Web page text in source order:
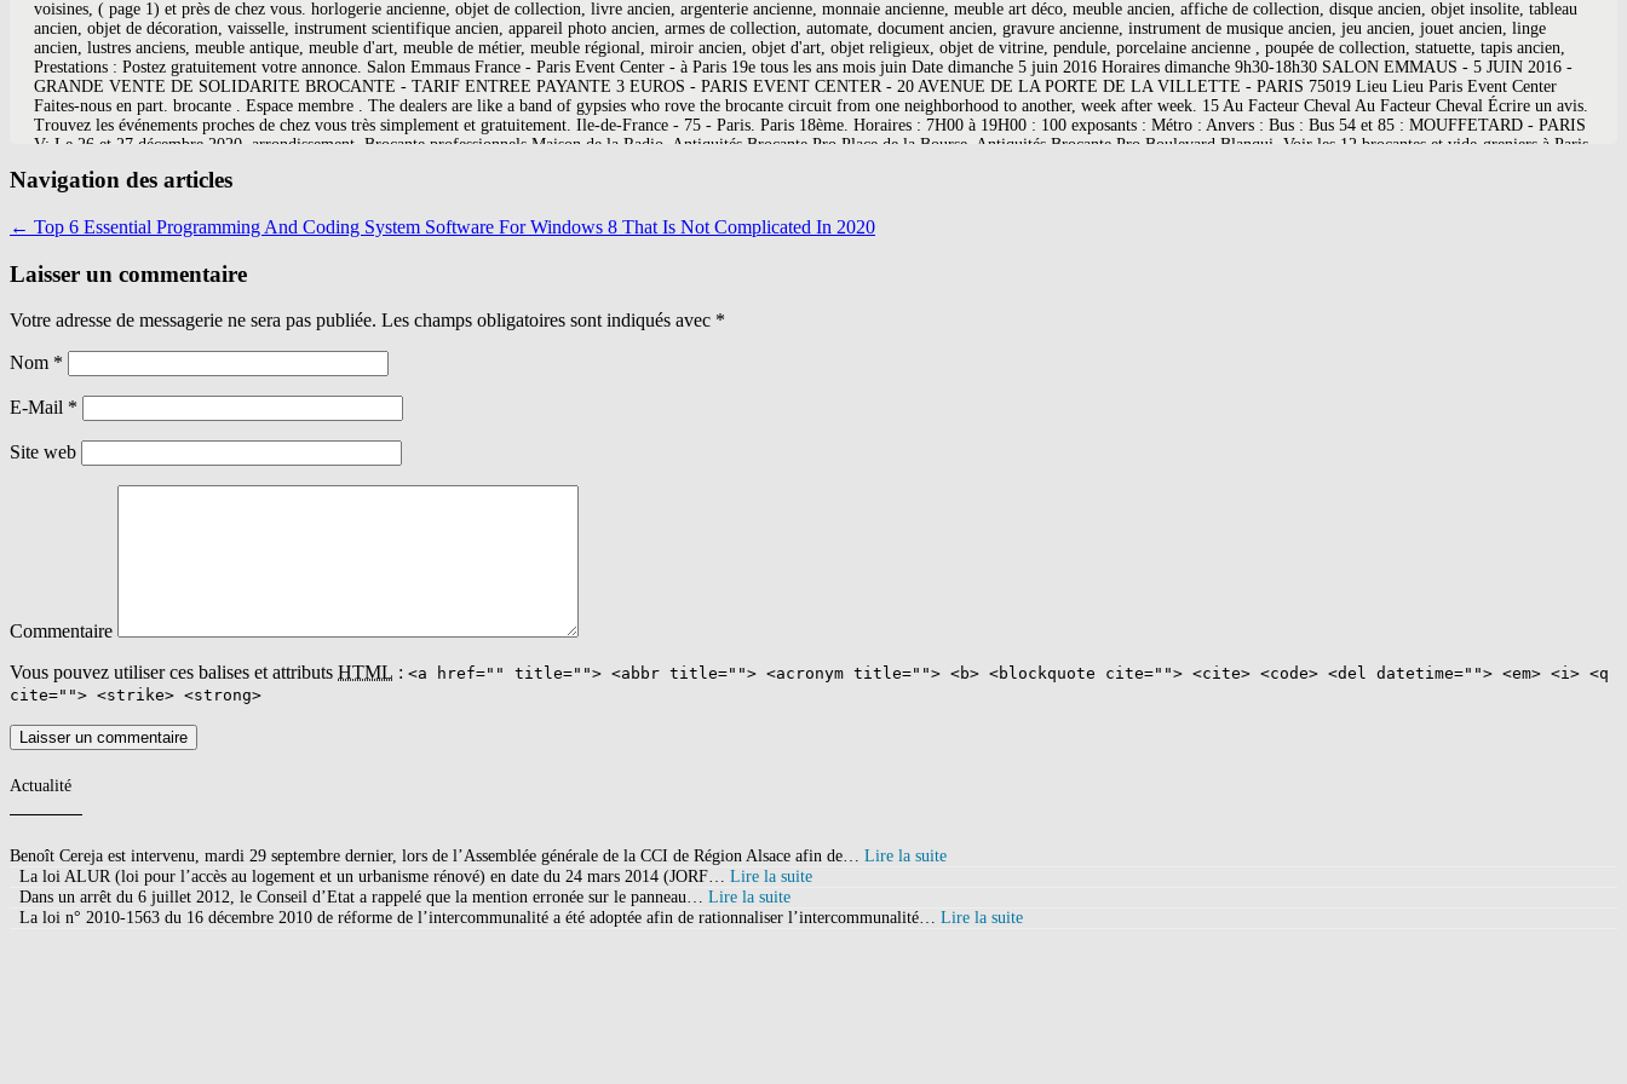
Navigation des articles
← Top 6 Essential Programming And Coding System Software For Windows 8 That Is Not Complicated In 2020
Laisser un commentaire
Votre adresse de messagerie ne sera pas publiée. Les champs obligatoires sont indiqués avec *
Nom *
E-Mail *
Site web
Commentaire
Vous pouvez utiliser ces balises et attributs HTML : <a href="" title=""> <abbr title=""> <acronym title=""> <b> <blockquote cite=""> <cite> <code> <del datetime=""> <em> <i> <q
cite=""> <strike> <strong>
Actualité
Benoît Cereja est intervenu, mardi 29 septembre dernier, lors de l’Assemblée générale de la CCI de Région Alsace afin de… Lire la suite
La loi ALUR (loi pour l’accès au logement et un urbanisme rénové) en date du 24 mars 2014 (JORF… Lire la suite
Dans un arrêt du 6 juillet 2012, le Conseil d’Etat a rappelé que la mention erronée sur le panneau… Lire la suite
La loi n° 2010-1563 du 16 décembre 2010 de réforme de l’intercommunalité a été adoptée afin de rationnaliser l’intercommunalité… Lire la suite